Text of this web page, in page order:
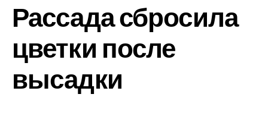
Рассада сбросила
цветки после
высадки